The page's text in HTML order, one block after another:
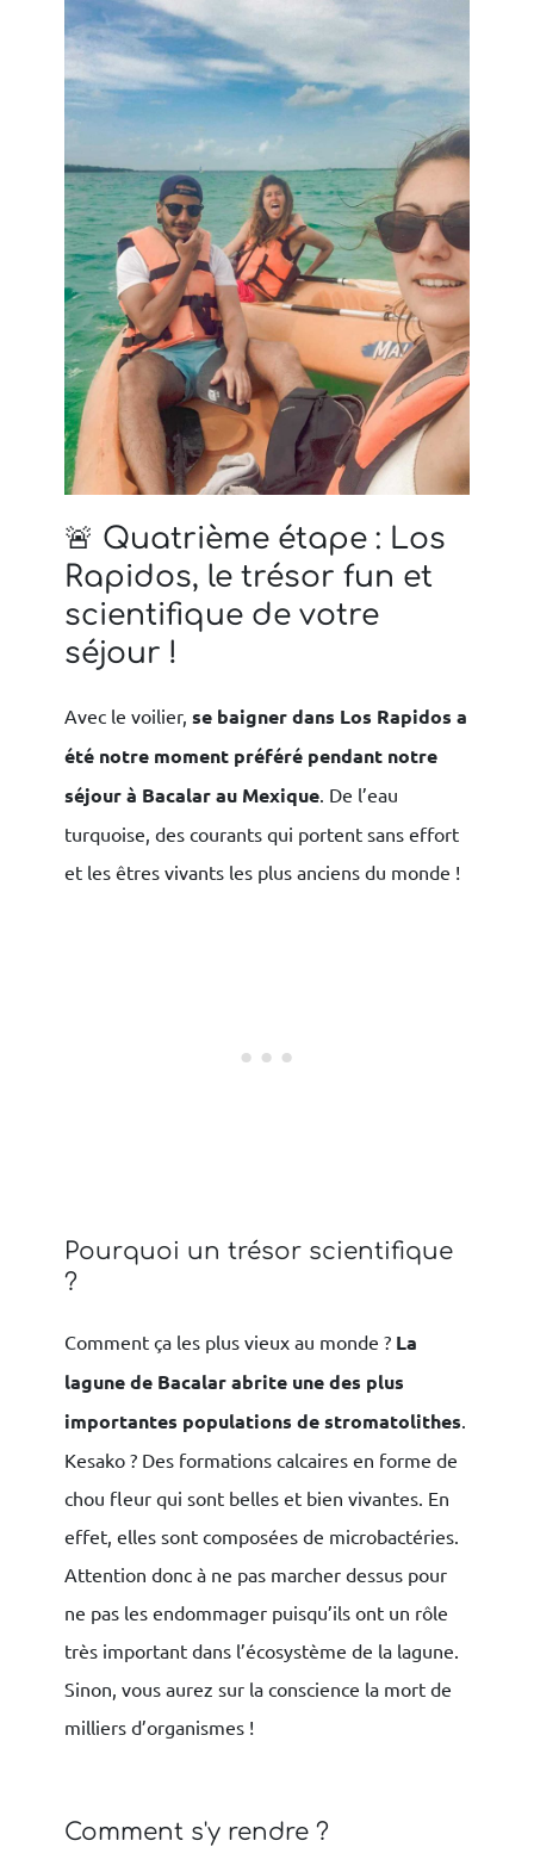
🚨 Quatrième étape : Los
Rapidos, le trésor fun et
scientifique de votre
séjour !
Avec le voilier, se baigner dans Los Rapidos a
été notre moment préféré pendant notre
séjour à Bacalar au Mexique. De l’eau
turquoise, des courants qui portent sans effort
et les êtres vivants les plus anciens du monde !
Pourquoi un trésor scientifique
?
Comment ça les plus vieux au monde ? La
lagune de Bacalar abrite une des plus
importantes populations de stromatolithes.
Kesako ? Des formations calcaires en forme de
chou fleur qui sont belles et bien vivantes. En
effet, elles sont composées de microbactéries.
Attention donc à ne pas marcher dessus pour
ne pas les endommager puisqu’ils ont un rôle
très important dans l’écosystème de la lagune.
Sinon, vous aurez sur la conscience la mort de
milliers d’organismes !
Comment s'y rendre ?